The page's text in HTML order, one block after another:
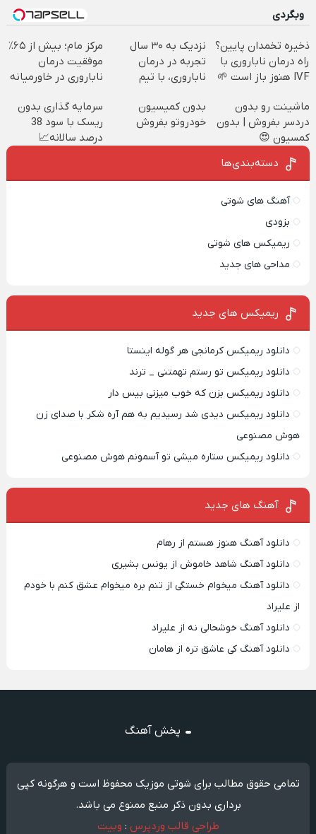
وبگردی
ذخیره تخمدان پایین؟
راه درمان ناباروری با
IVF هنوز باز است 🌱
نزدیک به ۳۰ سال
تجربه در درمان
ناباروری، با تیم
مرکز مام؛ بیش از ۶۵٪
موفقیت درمان
ناباروری در خاورمیانه
ماشینت رو بدون
دردسر بفروش | بدون
کمسیون 😍
بدون کمیسیون
خودروتو بفروش
سرمایه گذاری بدون
ریسک با سود 38
درصد سالانه📈
دسته‌بندی‌ها
آهنگ های شوتی
بزودی
ریمیکس های شوتی
مداحی های جدید
ریمیکس‌ های جدید
دانلود ریمیکس کرمانجی هر گوله اینستا
دانلود ریمیکس تو رستم تهمتنی _ ترند
دانلود ریمیکس بزن که خوب میزنی بیس دار
دانلود ریمیکس دیدی شد رسیدیم به هم آره شکر با صدای زن
هوش مصنوعی
دانلود ریمیکس ستاره میشی تو آسمونم هوش مصنوعی
آهنگ های جدید
دانلود آهنگ هنوز هستم از رهام
دانلود آهنگ شاهد خاموش از یونس بشیری
دانلود آهنگ میخوام خستگی از تنم بره میخوام عشق کنم با خودم
از علیراد
دانلود آهنگ خوشحالی نه از علیراد
دانلود آهنگ کی عاشق تره از هامان
پخش آهنگ
تمامی حقوق مطالب برای شوتی موزیک محفوظ است و هرگونه کپی
برداری بدون ذکر منبع ممنوع می باشد.
طراحی قالب وردپرس : وبیت